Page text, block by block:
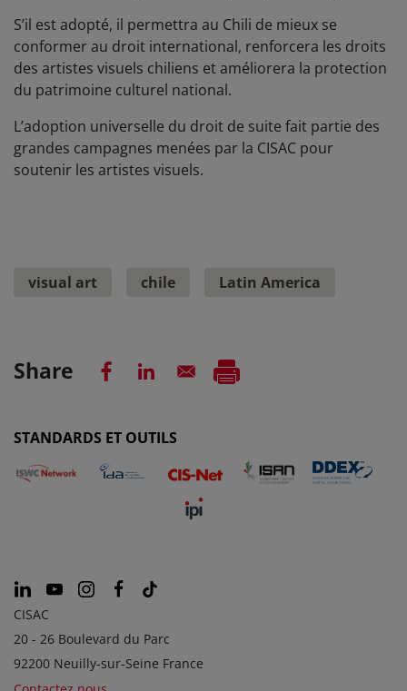
S’il est adopté, il permettra au Chili de mieux se
conformer au droit international, renforcera les droits
des artistes visuels chiliens et améliorera la protection
du patrimoine culturel national.
L’adoption universelle du droit de suite fait partie des
grandes campagnes menées par la CISAC pour
soutenir les artistes visuels.
visual art chile Latin America
Share
STANDARDS ET OUTILS
CISAC
20 - 26 Boulevard du Parc
92200 Neuilly-sur-Seine France